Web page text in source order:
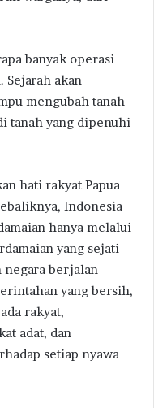
banyak operasi
Sejarah akan
mengubah tanah
tanah yang dipenuhi
hati rakyat Papua
Indonesia
hanya melalui
yang sejati
negara berjalan
yang bersih,
rakyat,
adat, dan
setiap nyawa